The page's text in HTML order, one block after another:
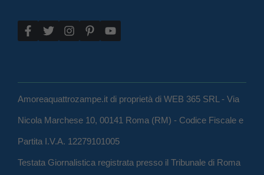
Amoreaquattrozampe.it di proprietà di WEB 365 SRL - Via
Nicola Marchese 10, 00141 Roma (RM) - Codice Fiscale e
Partita I.V.A. 12279101005
Testata Giornalistica registrata presso il Tribunale di Roma